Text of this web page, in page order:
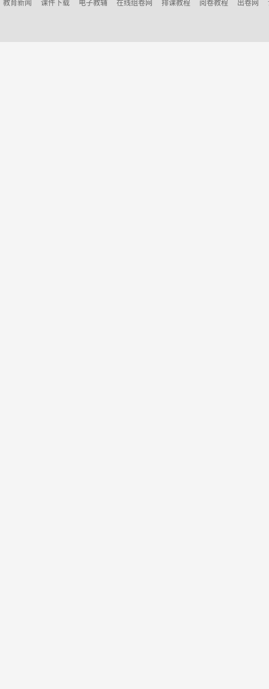
教育新闻 课件下载 电子教辅 在线组卷网 排课教程 阅卷教程 出卷网